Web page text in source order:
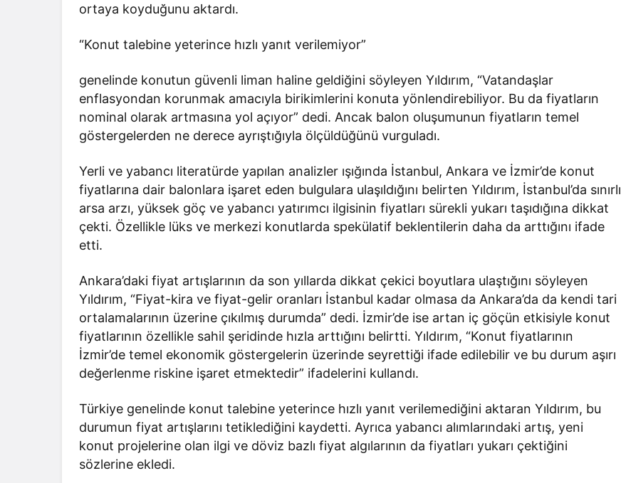
ortaya koyduğunu aktardı.
“Konut talebine yeterince hızlı yanıt verilemiyor”
genelinde konutun güvenli liman haline geldiğini söyleyen Yıldırım, “Vatandaşlar
enflasyondan korunmak amacıyla birikimlerini konuta yönlendirebiliyor. Bu da fiyatların
nominal olarak artmasına yol açıyor” dedi. Ancak balon oluşumunun fiyatların temel
göstergelerden ne derece ayrıştığıyla ölçüldüğünü vurguladı.
Yerli ve yabancı literatürde yapılan analizler ışığında İstanbul, Ankara ve İzmir’de konut
fiyatlarına dair balonlara işaret eden bulgulara ulaşıldığını belirten Yıldırım, İstanbul’da sınırlı
arsa arzı, yüksek göç ve yabancı yatırımcı ilgisinin fiyatları sürekli yukarı taşıdığına dikkat
çekti. Özellikle lüks ve merkezi konutlarda spekülatif beklentilerin daha da arttığını ifade
etti.
Ankara’daki fiyat artışlarının da son yıllarda dikkat çekici boyutlara ulaştığını söyleyen
Yıldırım, “Fiyat-kira ve fiyat-gelir oranları İstanbul kadar olmasa da Ankara’da da kendi tari
ortalamalarının üzerine çıkılmış durumda” dedi. İzmir’de ise artan iç göçün etkisiyle konut
fiyatlarının özellikle sahil şeridinde hızla arttığını belirtti. Yıldırım, “Konut fiyatlarının
İzmir’de temel ekonomik göstergelerin üzerinde seyrettiği ifade edilebilir ve bu durum aşırı
değerlenme riskine işaret etmektedir” ifadelerini kullandı.
Türkiye genelinde konut talebine yeterince hızlı yanıt verilemediğini aktaran Yıldırım, bu
durumun fiyat artışlarını tetiklediğini kaydetti. Ayrıca yabancı alımlarındaki artış, yeni
konut projelerine olan ilgi ve döviz bazlı fiyat algılarının da fiyatları yukarı çektiğini
sözlerine ekledi.